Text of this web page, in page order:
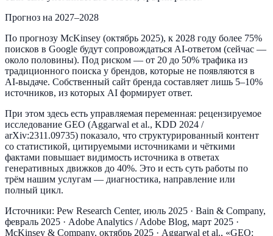
Прогноз на 2027–2028
По прогнозу McKinsey (октябрь 2025), к 2028 году более 75%
поисков в Google будут сопровождаться AI-ответом (сейчас —
около половины). Под риском — от 20 до 50% трафика из
традиционного поиска у брендов, которые не появляются в
AI-выдаче. Собственный сайт бренда составляет лишь 5–10%
источников, из которых AI формирует ответ.
При этом здесь есть управляемая переменная: рецензируемое
исследование GEO (Aggarwal et al., KDD 2024 /
arXiv:2311.09735) показало, что структурированный контент
со статистикой, цитируемыми источниками и чёткими
фактами повышает видимость источника в ответах
генеративных движков до 40%. Это и есть суть работы по
трём нашим услугам — диагностика, направление или
полный цикл.
Источники: Pew Research Center, июль 2025 · Bain & Company,
февраль 2025 · Adobe Analytics / Adobe Blog, март 2025 ·
McKinsey & Company, октябрь 2025 · Aggarwal et al., «GEO: